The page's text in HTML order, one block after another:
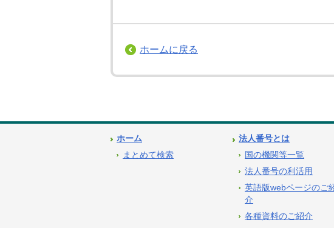
ホームに戻る
ホーム
まとめて検索
法人番号とは
国の機関等一覧
法人番号の利活用
英語版webページのご
介
各種資料のご紹介